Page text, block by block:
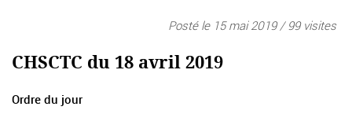
Posté le 15 mai 2019 / 99 visites
CHSCTC du 18 avril 2019
Ordre du jour